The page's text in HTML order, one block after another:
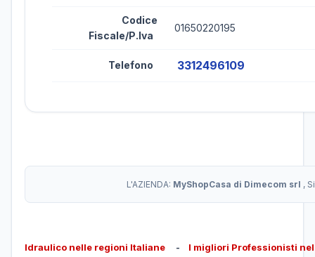
Codice
Fiscale/P.Iva
01650220195
Telefono 3312496109
L'AZIENDA: MyShopCasa di Dimecom srl ,
Idraulico nelle regioni Italiane - I migliori Professionisti